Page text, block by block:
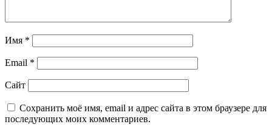
Имя *
Email *
Сайт
Сохранить моё имя, email и адрес сайта в этом браузере для
последующих моих комментариев.